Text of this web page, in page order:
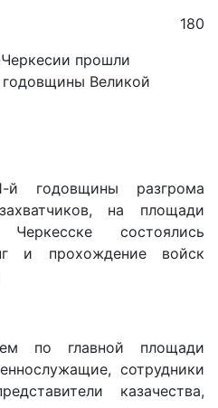
180
годовщины разгрома
на площади
состоялись
и прохождение войск
по главной площади
сотрудники
казачества,